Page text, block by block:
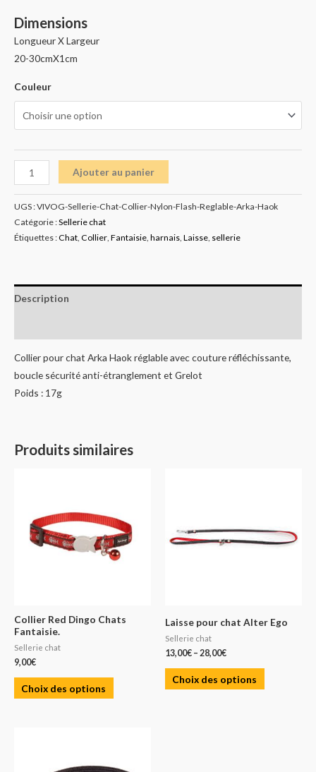
Dimensions
Longueur X Largeur
20-30cmX1cm
Couleur
Ajouter au panier
UGS :VIVOG-Sellerie-Chat-Collier-Nylon-Flash-Reglable-Arka-Haok
Catégorie :Sellerie chat
Étiquettes :Chat, Collier, Fantaisie, harnais, Laisse, sellerie
Description
Collier pour chat Arka Haok réglable avec couture réfléchissante,
boucle sécurité anti-étranglement et Grelot
Poids : 17g
Produits similaires
Collier Red Dingo Chats
Fantaisie.
Sellerie chat
9,00€
Choix des options
Laisse pour chat Alter Ego
Sellerie chat
13,00€ – 28,00€
Choix des options